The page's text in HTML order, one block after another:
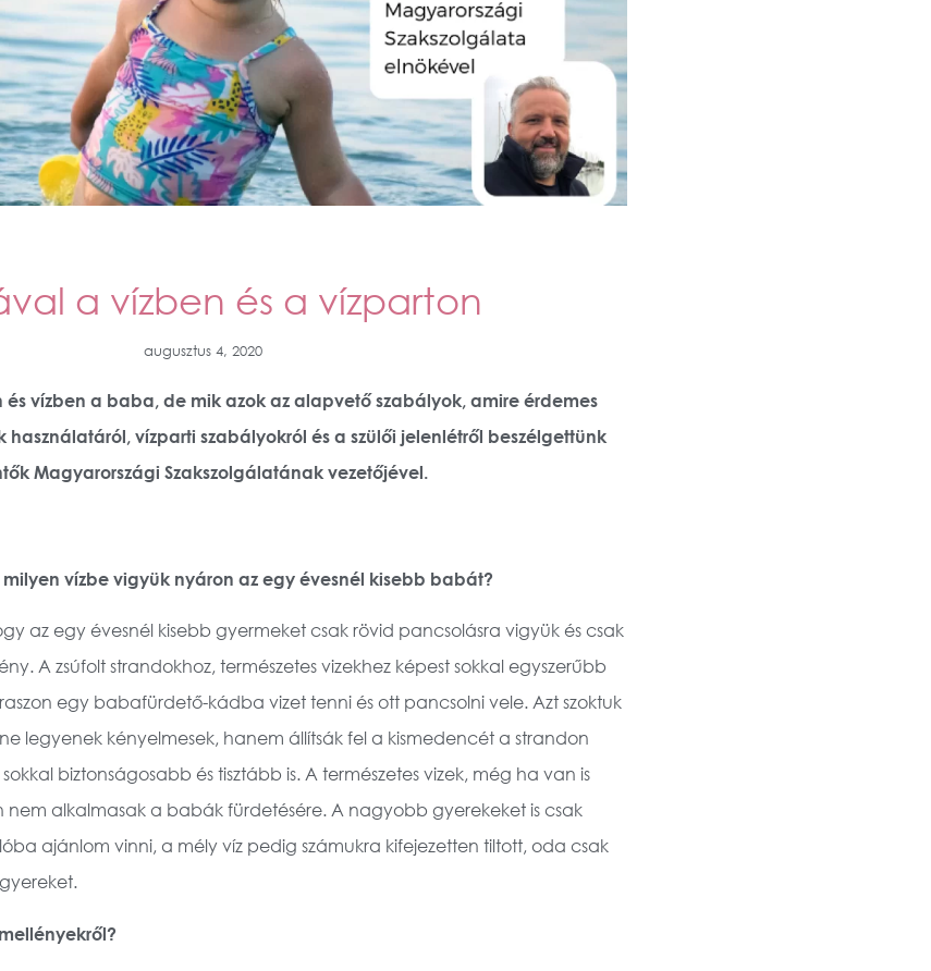
a vízben és a vízparton
augusztus 4, 2020
és vízben a baba, de mik azok az alapvető szabályok, amire érdemes
vízparti szabályokról és a szülői jelenlétről beszélgettünk
Magyarországi Szakszolgálatának vezetőjével.
vízbe vigyük nyáron az egy évesnél kisebb babát?
az egy évesnél kisebb gyermeket csak rövid pancsolásra vigyük és csak
A zsúfolt strandokhoz, természetes vizekhez képest sokkal egyszerűbb
egy babafürdető-kádba vizet tenni és ott pancsolni vele. Azt szoktuk
legyenek kényelmesek, hanem állítsák fel a kismedencét a strandon
biztonságosabb és tisztább is. A természetes vizek, még ha van is
nem alkalmasak a babák fürdetésére. A nagyobb gyerekeket is csak
ajánlom vinni, a mély víz pedig számukra kifejezetten tiltott, oda csak